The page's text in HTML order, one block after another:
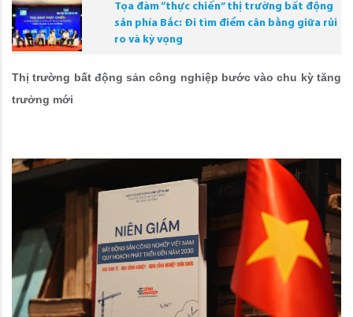
Tọa đàm “thực chiến” thị trường bất động
sản phía Bắc: Đi tìm điểm cân bằng giữa rủi
ro và kỳ vọng
Thị trường bất động sản công nghiệp bước vào chu kỳ tăng
trưởng mới